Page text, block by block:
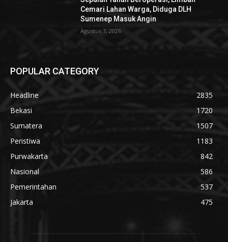
Cemari Lahan Warga, Diduga DLH
Sumenep Masuk Angin
Agustus 7, 2026
POPULAR CATEGORY
Headline
2835
Bekasi
1720
Sumatera
1507
Peristiwa
1183
Purwakarta
842
Nasional
586
Pemerintahan
537
Jakarta
475